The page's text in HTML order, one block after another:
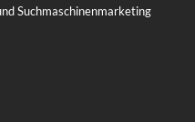
Suchmaschinenmarketing